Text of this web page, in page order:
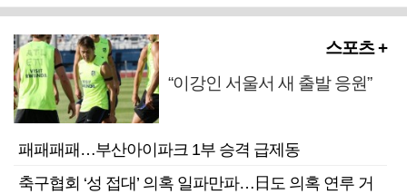
스포츠 +
“이강인 서울서 새 출발 응원”
패패패패…부산아이파크 1부 승격 급제동
축구협회 ‘성 접대’ 의혹 일파만파…日도 의혹 연루 거